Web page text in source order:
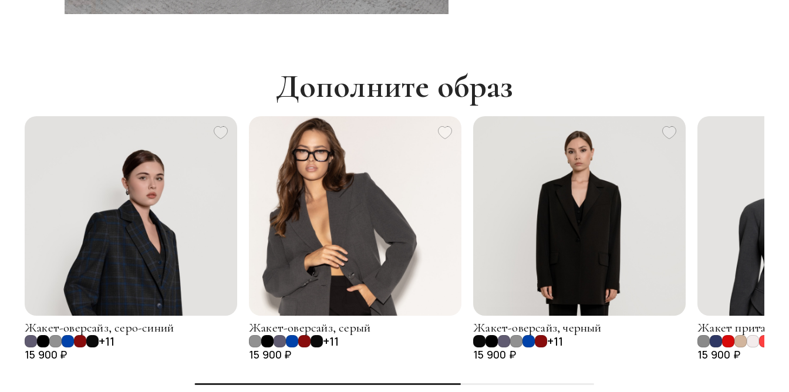
Дополните образ
Жакет-оверсайз, серо-синий
+11
15 900 ₽
Жакет-оверсайз, серый
+11
15 900 ₽
Жакет-оверсайз, черный
+11
15 900 ₽
Жакет
15 900 ₽